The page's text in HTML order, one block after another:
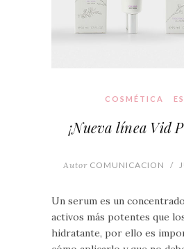
COSMÉTICA
¡Nueva línea Vid
Autor COMUNICACION /
Un serum es un
activos más potentes que
hidratante, por ello es